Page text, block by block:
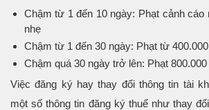
Chậm từ 1 đến 10 ngày: Phạt cảnh cáo
nhẹ
Chậm từ 1 đến 30 ngày: Phạt từ
Chậm quá 30 ngày trở lên: Phạt
Việc đăng ký hay thay đổi thông tin tài
một số thông tin đăng ký thuế như thay